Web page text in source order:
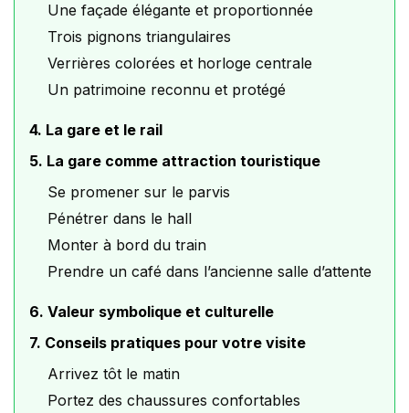
Une façade élégante et proportionnée
Trois pignons triangulaires
Verrières colorées et horloge centrale
Un patrimoine reconnu et protégé
4. La gare et le rail
5. La gare comme attraction touristique
Se promener sur le parvis
Pénétrer dans le hall
Monter à bord du train
Prendre un café dans l’ancienne salle d’attente
6. Valeur symbolique et culturelle
7. Conseils pratiques pour votre visite
Arrivez tôt le matin
Portez des chaussures confortables